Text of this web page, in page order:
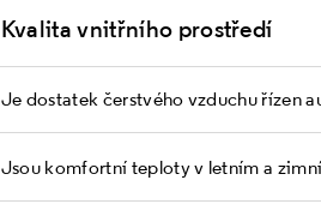
Kvalita vnitřního prostředí
Je dostatek čerstvého vzduchu řízen
Jsou komfortní teploty v letním a